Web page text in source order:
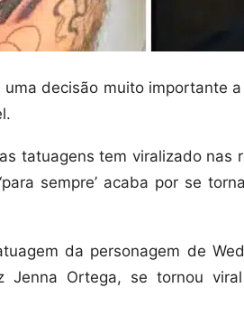
decisão muito importante
tatuagens tem viralizado nas
sempre’ acaba por se
da personagem de
Jenna Ortega, se tornou